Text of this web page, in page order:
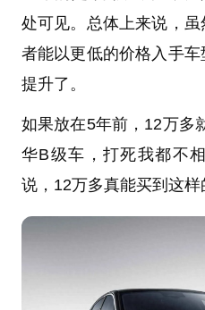
处可见。总体上来说，
者能以更低的价格入手
提升了。
如果放在5年前，12万多
华B级车，打死我都不
说，12万多真能买到这样